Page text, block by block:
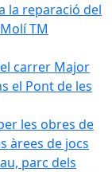
la reparació del
TM
carrer Major
el Pont de les
les obres de
àrees de jocs
parc dels